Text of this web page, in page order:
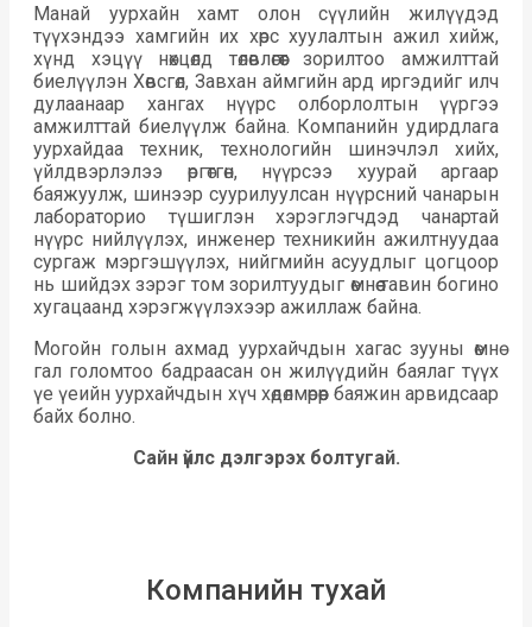
Манай уурхайн хамт олон сүүлийн жилүүдэд
түүхэндээ хамгийн их хөрс хуулалтын ажил хийж,
хүнд хэцүү нөхцөлд төлөвлөгөөт зорилтоо амжилттай
биелүүлэн Хөвсгөл, Завхан аймгийн ард иргэдийг илч
дулаанаар хангах нүүрс олборлолтын үүргээ
амжилттай биелүүлж байна. Компанийн удирдлага
уурхайдаа техник, технологийн шинэчлэл хийх,
үйлдвэрлэлээ өргөтгөн, нүүрсээ хуурай аргаар
баяжуулж, шинээр суурилуулсан нүүрсний чанарын
лабораторио түшиглэн хэрэглэгчдэд чанартай
нүүрс нийлүүлэх, инженер техникийн ажилтнуудаа
сургаж мэргэшүүлэх, нийгмийн асуудлыг цогцоор
нь шийдэх зэрэг том зорилтуудыг өмнөө тавин богино
хугацаанд хэрэгжүүлэхээр ажиллаж байна.
Могойн голын ахмад уурхайчдын хагас зууны өмнө
гал голомтоо бадраасан он жилүүдийн баялаг түүх
үе үеийн уурхайчдын хүч хөдөлмөрөөр баяжин арвидсаар
байх болно.
Сайн үйлс дэлгэрэх болтугай.
Компанийн тухай